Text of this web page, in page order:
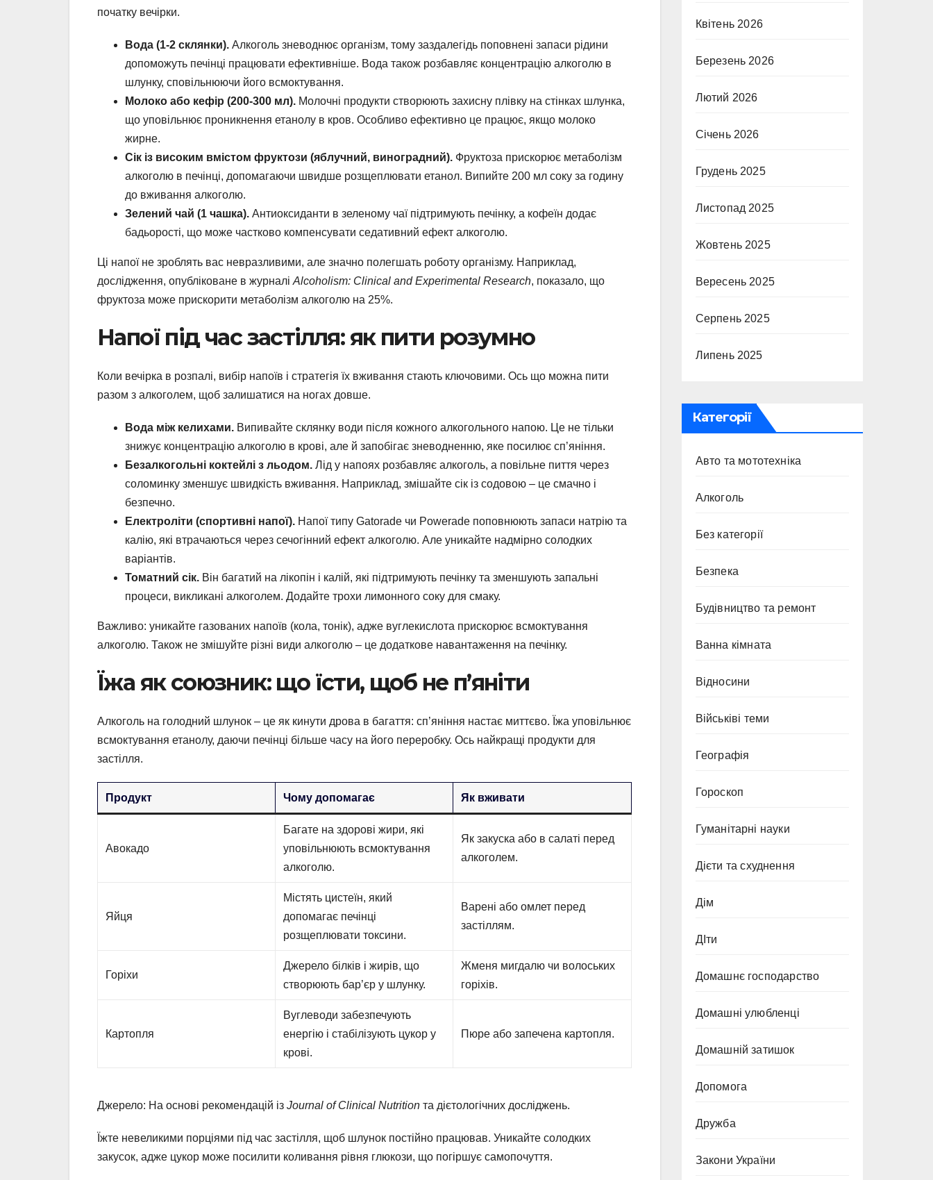
початку вечірки.
Вода (1-2 склянки). Алкоголь зневоднює організм, тому заздалегідь поповнені запаси рідини
допоможуть печінці працювати ефективніше. Вода також розбавляє концентрацію алкоголю в
шлунку, сповільнюючи його всмоктування.
Молоко або кефір (200-300 мл). Молочні продукти створюють захисну плівку на стінках шлунка,
що уповільнює проникнення етанолу в кров. Особливо ефективно це працює, якщо молоко
жирне.
Сік із високим вмістом фруктози (яблучний, виноградний). Фруктоза прискорює метаболізм
алкоголю в печінці, допомагаючи швидше розщеплювати етанол. Випийте 200 мл соку за годину
до вживання алкоголю.
Зелений чай (1 чашка). Антиоксиданти в зеленому чаї підтримують печінку, а кофеїн додає
бадьорості, що може частково компенсувати седативний ефект алкоголю.
Ці напої не зроблять вас невразливими, але значно полегшать роботу організму. Наприклад,
дослідження, опубліковане в журналі Alcoholism: Clinical and Experimental Research, показало, що
фруктоза може прискорити метаболізм алкоголю на 25%.
Напої під час застілля: як пити розумно
Коли вечірка в розпалі, вибір напоїв і стратегія їх вживання стають ключовими. Ось що можна пити
разом з алкоголем, щоб залишатися на ногах довше.
Вода між келихами. Випивайте склянку води після кожного алкогольного напою. Це не тільки
знижує концентрацію алкоголю в крові, але й запобігає зневодненню, яке посилює сп’яніння.
Безалкогольні коктейлі з льодом. Лід у напоях розбавляє алкоголь, а повільне пиття через
соломинку зменшує швидкість вживання. Наприклад, змішайте сік із содовою – це смачно і
безпечно.
Електроліти (спортивні напої). Напої типу Gatorade чи Powerade поповнюють запаси натрію та
калію, які втрачаються через сечогінний ефект алкоголю. Але уникайте надмірно солодких
варіантів.
Томатний сік. Він багатий на лікопін і калій, які підтримують печінку та зменшують запальні
процеси, викликані алкоголем. Додайте трохи лимонного соку для смаку.
Важливо: уникайте газованих напоїв (кола, тонік), адже вуглекислота прискорює всмоктування
алкоголю. Також не змішуйте різні види алкоголю – це додаткове навантаження на печінку.
Їжа як союзник: що їсти, щоб не п’яніти
Алкоголь на голодний шлунок – це як кинути дрова в багаття: сп’яніння настає миттєво. Їжа уповільнює
всмоктування етанолу, даючи печінці більше часу на його переробку. Ось найкращі продукти для
застілля.
Продукт Чому допомагає Як вживати
Авокадо
Багате на здорові жири, які
уповільнюють всмоктування
алкоголю.
Як закуска або в салаті перед
алкоголем.
Яйця
Містять цистеїн, який
допомагає печінці
розщеплювати токсини.
Варені або омлет перед
застіллям.
Горіхи
Джерело білків і жирів, що
створюють бар’єр у шлунку.
Жменя мигдалю чи волоських
горіхів.
Картопля
Вуглеводи забезпечують
енергію і стабілізують цукор у
крові.
Пюре або запечена картопля.
Джерело: На основі рекомендацій із Journal of Clinical Nutrition та дієтологічних досліджень.
Їжте невеликими порціями під час застілля, щоб шлунок постійно працював. Уникайте солодких
закусок, адже цукор може посилити коливання рівня глюкози, що погіршує самопочуття.
Квітень 2026
Березень 2026
Лютий 2026
Січень 2026
Грудень 2025
Листопад 2025
Жовтень 2025
Вересень 2025
Серпень 2025
Липень 2025
Категорії
Авто та мототехніка
Алкоголь
Без категорії
Безпека
Будівництво та ремонт
Ванна кімната
Відносини
Військіві теми
Географія
Гороскоп
Гуманітарні науки
Дієти та схуднення
Дім
ДІти
Домашнє господарство
Домашні улюбленці
Домашній затишок
Допомога
Дружба
Закони України